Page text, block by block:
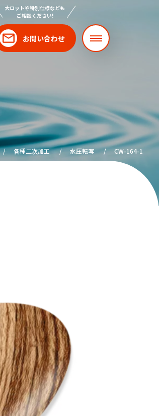
大ロットや特別仕様なども
ご相談ください!
お問い合わせ
各種二次加工 水圧転写 CW-164-1